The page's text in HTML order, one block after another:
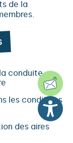
de la
conduite
les conditions
des aires